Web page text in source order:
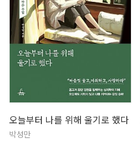
오늘부터 나를 위해 울기로 했다
박성만